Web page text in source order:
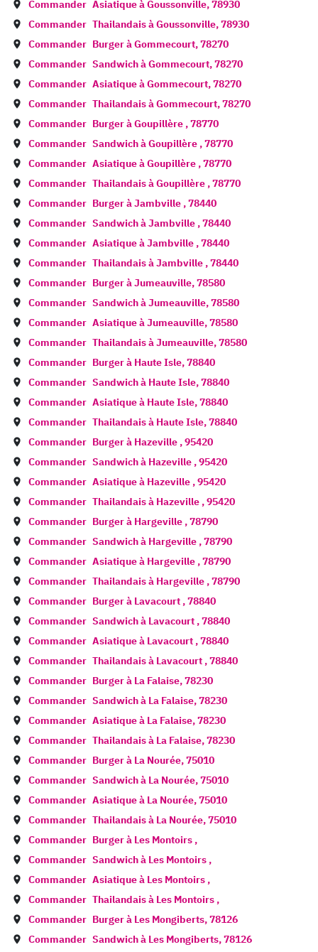
Commander Asiatique àGoussonville,78930
Commander Thailandais àGoussonville,78930
Commander Burger àGommecourt,78270
Commander Sandwich àGommecourt,78270
Commander Asiatique àGommecourt,78270
Commander Thailandais àGommecourt,78270
Commander Burger àGoupillère ,78770
Commander Sandwich àGoupillère ,78770
Commander Asiatique àGoupillère ,78770
Commander Thailandais àGoupillère ,78770
Commander Burger àJambville ,78440
Commander Sandwich àJambville ,78440
Commander Asiatique àJambville ,78440
Commander Thailandais àJambville ,78440
Commander Burger àJumeauville,78580
Commander Sandwich àJumeauville,78580
Commander Asiatique àJumeauville,78580
Commander Thailandais àJumeauville,78580
Commander Burger à Haute Isle,78840
Commander Sandwich à Haute Isle,78840
Commander Asiatique à Haute Isle,78840
Commander Thailandais à Haute Isle,78840
Commander Burger à Hazeville ,95420
Commander Sandwich à Hazeville ,95420
Commander Asiatique à Hazeville ,95420
Commander Thailandais à Hazeville ,95420
Commander Burger à Hargeville ,78790
Commander Sandwich à Hargeville ,78790
Commander Asiatique à Hargeville ,78790
Commander Thailandais à Hargeville ,78790
Commander Burger à Lavacourt ,78840
Commander Sandwich à Lavacourt ,78840
Commander Asiatique à Lavacourt ,78840
Commander Thailandais à Lavacourt ,78840
Commander Burger à La Falaise,78230
Commander Sandwich à La Falaise,78230
Commander Asiatique à La Falaise,78230
Commander Thailandais à La Falaise,78230
Commander Burger à La Nourée,75010
Commander Sandwich à La Nourée,75010
Commander Asiatique à La Nourée,75010
Commander Thailandais à La Nourée,75010
Commander Burger à Les Montoirs ,
Commander Sandwich à Les Montoirs ,
Commander Asiatique à Les Montoirs ,
Commander Thailandais à Les Montoirs ,
Commander Burger à Les Mongiberts,78126
Commander Sandwich à Les Mongiberts,78126